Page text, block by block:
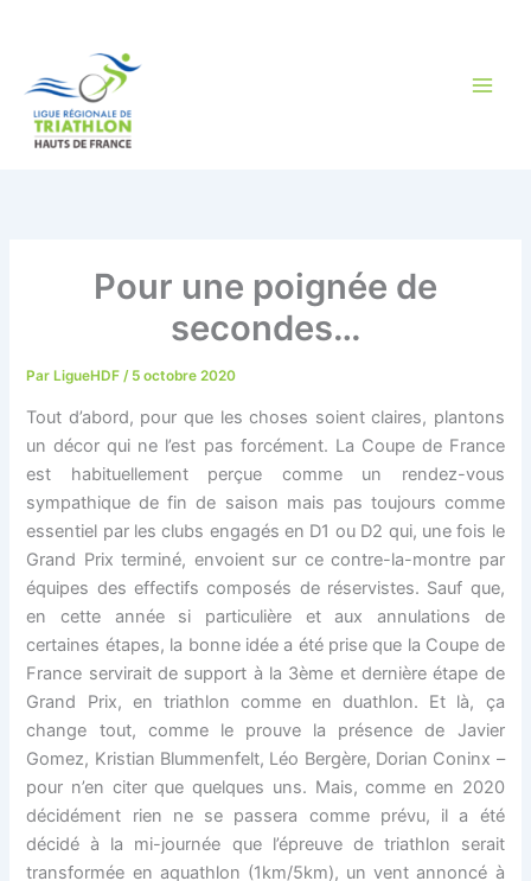
Pour une poignée de
secondes…
ParLigueHDF / 5 octobre 2020
Tout d’abord, pour que les choses soient claires, plantons
un décor qui ne l’est pas forcément. La Coupe de France
est habituellement perçue comme un rendez-vous
sympathique de fin de saison mais pas toujours comme
essentiel par les clubs engagés en D1 ou D2 qui, une fois le
Grand Prix terminé, envoient sur ce contre-la-montre par
équipes des effectifs composés de réservistes. Sauf que,
en cette année si particulière et aux annulations de
certaines étapes, la bonne idée a été prise que la Coupe de
France servirait de support à la 3ème et dernière étape de
Grand Prix, en triathlon comme en duathlon. Et là, ça
change tout, comme le prouve la présence de Javier
Gomez, Kristian Blummenfelt, Léo Bergère, Dorian Coninx –
pour n’en citer que quelques uns. Mais, comme en 2020
décidément rien ne se passera comme prévu, il a été
décidé à la mi-journée que l’épreuve de triathlon serait
transformée en aquathlon (1km/5km), un vent annoncé à